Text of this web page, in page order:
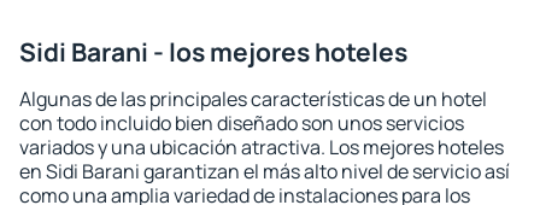
Sidi Barani - los mejores hoteles
Algunas de las principales características de un hotel
con todo incluido bien diseñado son unos servicios
variados y una ubicación atractiva. Los mejores hoteles
en Sidi Barani garantizan el más alto nivel de servicio así
como una amplia variedad de instalaciones para los